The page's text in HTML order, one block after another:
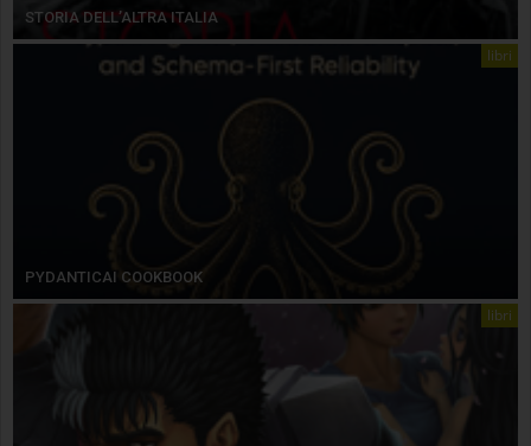
STORIA DELL’ALTRA ITALIA
libri
PYDANTICAI COOKBOOK
libri